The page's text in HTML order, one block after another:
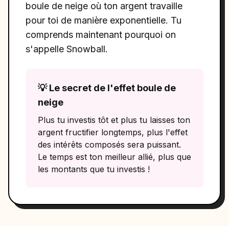
boule de neige où ton argent travaille
pour toi de manière exponentielle. Tu
comprends maintenant pourquoi on
s'appelle Snowball.
💡 Le secret de l'effet boule de
neige
Plus tu investis tôt et plus tu laisses ton
argent fructifier longtemps, plus l'effet
des intérêts composés sera puissant.
Le temps est ton meilleur allié, plus que
les montants que tu investis !